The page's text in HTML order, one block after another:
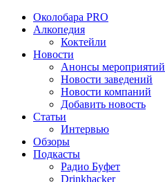
Околобара PRO
Алкопедия
Коктейли
Новости
Анонсы мероприятий
Новости заведений
Новости компаний
Добавить новость
Статьи
Интервью
Обзоры
Подкасты
Радио Буфет
Drinkhacker